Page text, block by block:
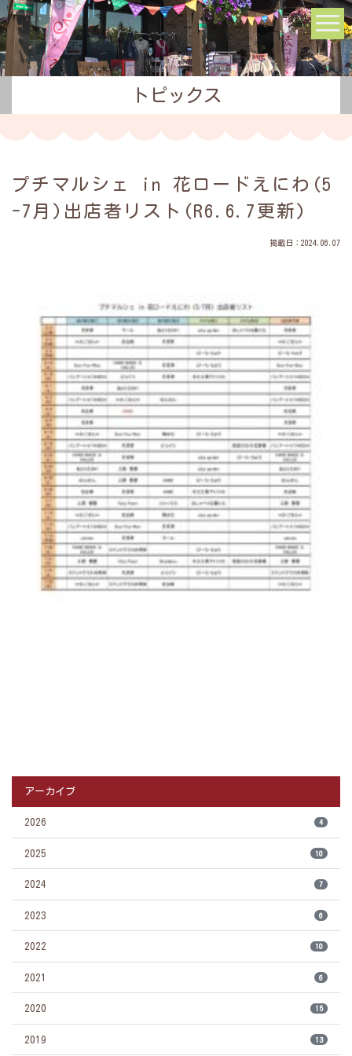
トピックス
プチマルシェ in 花ロードえにわ(5
-7月)出店者リスト(R6.6.7更新)
掲載日：2024.06.07
アーカイブ
2026 4
2025 10
2024 7
2023 6
2022 10
2021 6
2020 15
2019 13